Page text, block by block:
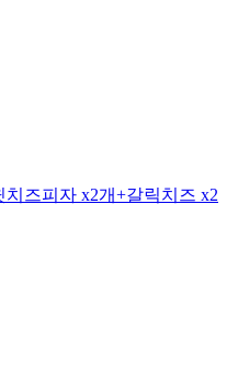
즈피자 x2개+갈릭치즈 x2